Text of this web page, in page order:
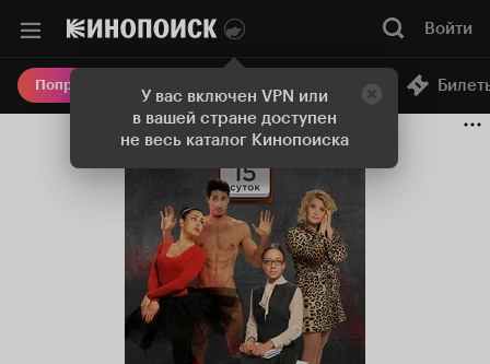
У вас включен VPN или
в вашей стране доступен
не весь каталог Кинопоиска
Войти
Попробовать Плюс Онлайн-кинотеатр